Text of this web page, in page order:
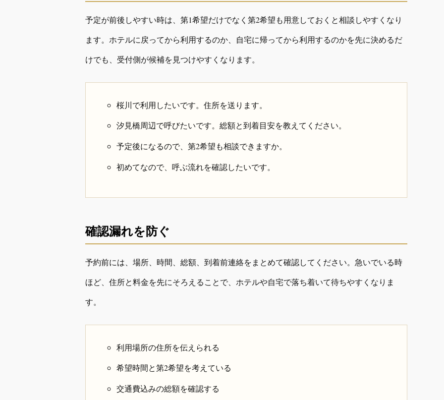
予定が前後しやすい時は、第1希望だけでなく第2希望も用意しておくと相談しやすくなり
ます。ホテルに戻ってから利用するのか、自宅に帰ってから利用するのかを先に決めるだ
けでも、受付側が候補を見つけやすくなります。
桜川で利用したいです。住所を送ります。
汐見橋周辺で呼びたいです。総額と到着目安を教えてください。
予定後になるので、第2希望も相談できますか。
初めてなので、呼ぶ流れを確認したいです。
確認漏れを防ぐ
予約前には、場所、時間、総額、到着前連絡をまとめて確認してください。急いでいる時
ほど、住所と料金を先にそろえることで、ホテルや自宅で落ち着いて待ちやすくなりま
す。
利用場所の住所を伝えられる
希望時間と第2希望を考えている
交通費込みの総額を確認する